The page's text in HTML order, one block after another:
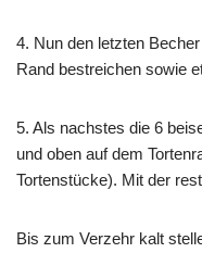
4. Nun den letzten
Rand bestreichen sowie
5. Als nachstes die 6
und oben auf dem
Tortenstücke). Mit der
Bis zum Verzehr kalt